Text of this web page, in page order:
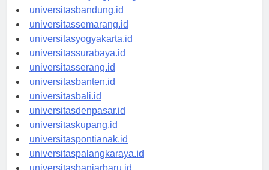
universitastanjungpinang.id
universitasbandung.id
universitassemarang.id
universitasyogyakarta.id
universitassurabaya.id
universitasserang.id
universitasbanten.id
universitasbali.id
universitasdenpasar.id
universitaskupang.id
universitaspontianak.id
universitaspalangkaraya.id